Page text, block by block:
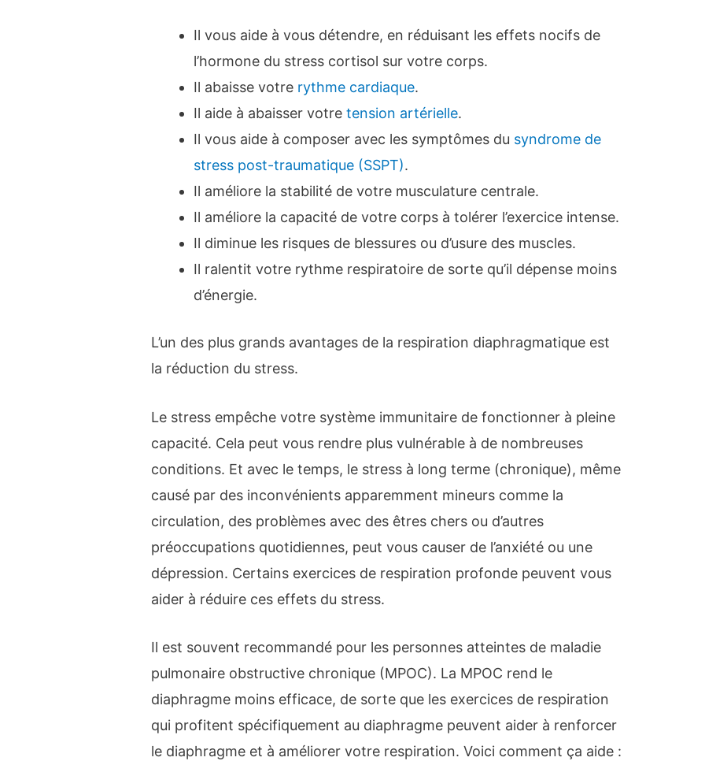
Il vous aide à vous détendre, en réduisant les effets nocifs de
l’hormone du stress cortisol sur votre corps.
Il abaisse votre rythme cardiaque.
Il aide à abaisser votretension artérielle.
Il vous aide à composer avec les symptômes du syndrome de
stress post-traumatique (SSPT).
Il améliore la stabilité de votre musculature centrale.
Il améliore la capacité de votre corps à tolérer l’exercice intense.
Il diminue les risques de blessures ou d’usure des muscles.
Il ralentit votre rythme respiratoire de sorte qu’il dépense moins
d’énergie.
L’un des plus grands avantages de la respiration diaphragmatique est
la réduction du stress.
Le stress empêche votre système immunitaire de fonctionner à pleine
capacité. Cela peut vous rendre plus vulnérable à de nombreuses
conditions. Et avec le temps, le stress à long terme (chronique), même
causé par des inconvénients apparemment mineurs comme la
circulation, des problèmes avec des êtres chers ou d’autres
préoccupations quotidiennes, peut vous causer de l’anxiété ou une
dépression. Certains exercices de respiration profonde peuvent vous
aider à réduire ces effets du stress.
Il est souvent recommandé pour les personnes atteintes de maladie
pulmonaire obstructive chronique (MPOC). La MPOC rend le
diaphragme moins efficace, de sorte que les exercices de respiration
qui profitent spécifiquement au diaphragme peuvent aider à renforcer
le diaphragme et à améliorer votre respiration. Voici comment ça aide :